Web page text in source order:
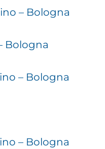
– Bologna
Bologna
– Bologna
– Bologna